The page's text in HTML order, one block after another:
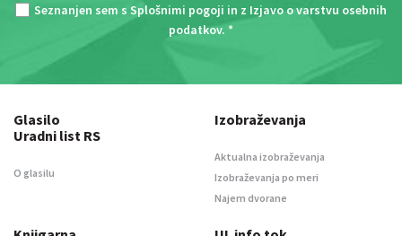
Seznanjen sem s Splošnimi pogoji in z Izjavo o varstvu osebnih
podatkov. *
Glasilo
Uradni list RS
O glasilu
Izobraževanja
Aktualna izobraževanja
Izobraževanja po meri
Najem dvorane